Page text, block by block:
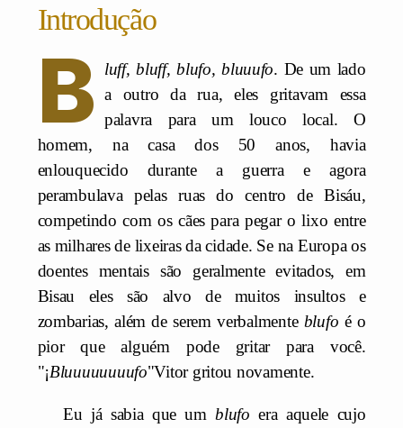
Introdução
B luff, bluff, blufo, bluuufo. De um lado
a outro da rua, eles gritavam essa
palavra para um louco local. O
homem, na casa dos 50 anos, havia
enlouquecido durante a guerra e agora
perambulava pelas ruas do centro de Bisáu,
competindo com os cães para pegar o lixo entre
as milhares de lixeiras da cidade. Se na Europa os
doentes mentais são geralmente evitados, em
Bisau eles são alvo de muitos insultos e
zombarias, além de serem verbalmente blufo é o
pior que alguém pode gritar para você.
"¡Bluuuuuuuufo"Vitor gritou novamente.
Eu já sabia que umblufo era aquele cujo